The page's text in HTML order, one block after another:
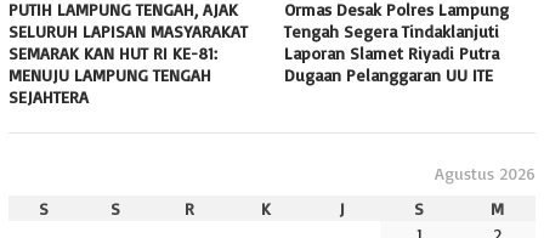
PUTIH LAMPUNG TENGAH, AJAK
SELURUH LAPISAN MASYARAKAT
SEMARAK KAN HUT RI KE-81:
MENUJU LAMPUNG TENGAH
SEJAHTERA
Ormas Desak Polres Lampung
Tengah Segera Tindaklanjuti
Laporan Slamet Riyadi Putra
Dugaan Pelanggaran UU ITE
Agustus 2026
S
S R K J S
M